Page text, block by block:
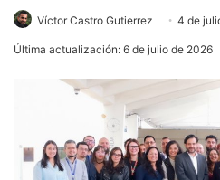
Víctor Castro Gutierrez 4 de
Última actualización: 6 de julio de 2026